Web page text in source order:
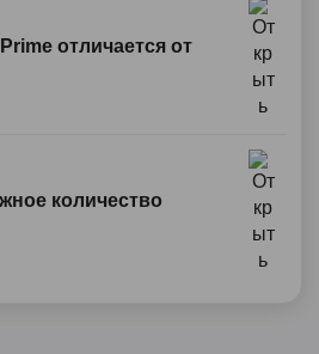
отличается от
количество